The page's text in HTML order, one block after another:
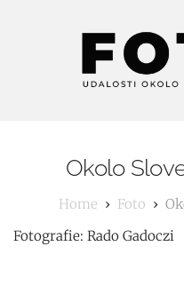
Okolo
Foto
Fotografie: Rado Gadoczi